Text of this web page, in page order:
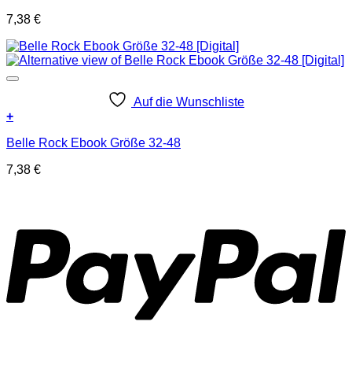
7,38 €
Auf die Wunschliste
+
Belle Rock Ebook Größe 32-48
7,38 €